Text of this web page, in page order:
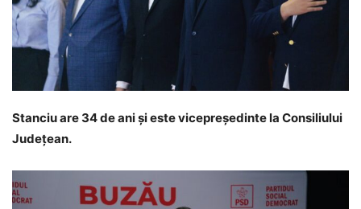
Stanciu are 34 de ani și este vicepreședinte la Consiliului
Județean.